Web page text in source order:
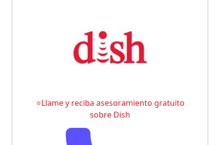
⭐Llame y reciba asesoramiento gratuito
sobre Dish